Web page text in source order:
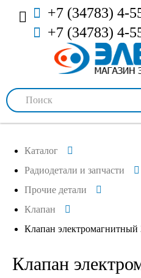
+7 (34783) 4-
+7 (34783) 4-
Каталог
Радиодетали и запчасти
Прочие детали
Клапан
Клапан
Клапан